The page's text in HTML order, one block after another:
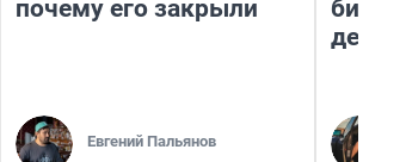
почему его закрыли
Евгений Пальянов